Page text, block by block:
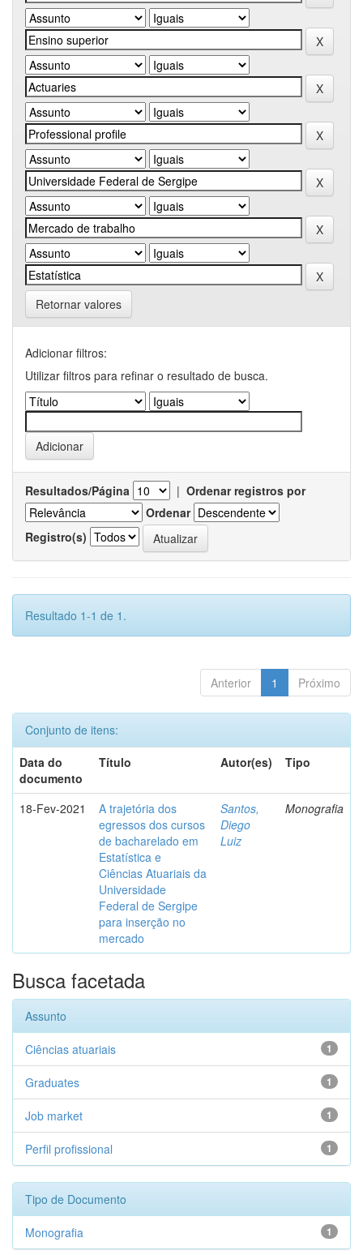
Retornar valores
Adicionar filtros:
Utilizar filtros para refinar o resultado de busca.
Resultados/Página | Ordenar registros por
Ordenar
Registro(s)
Resultado 1-1 de 1.
Anterior 1 Próximo
Conjunto de itens:
Data do
documento
Título Autor(es) Tipo
18-Fev-2021
A trajetória dos
egressos dos cursos
de bacharelado em
Estatística e
Ciências Atuariais da
Universidade
Federal de Sergipe
para inserção no
mercado
Santos,
Diego
Luiz
Monografia
Busca facetada
Assunto
1
Ciências atuariais
1
Graduates
1
Job market
1
Perfil profissional
Tipo de Documento
1
Monografia